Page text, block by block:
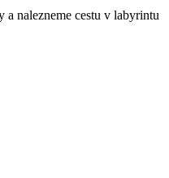
a nalezneme cestu v labyrintu